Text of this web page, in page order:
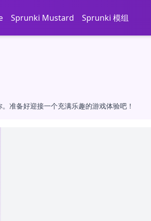
Sprunki Mustard Sprunki 模组
准备好迎接一个充满乐趣的游戏体验吧！